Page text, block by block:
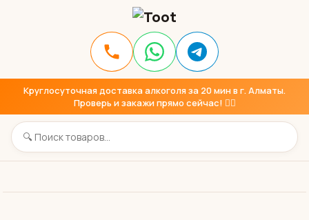
Круглосуточная доставка алкоголя за 20 мин в г. Алматы.
Проверь и закажи прямо сейчас! 👇🏼